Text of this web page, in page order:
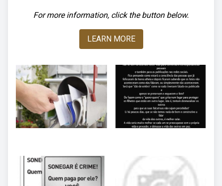
For more information, click the button below.
LEARN MORE